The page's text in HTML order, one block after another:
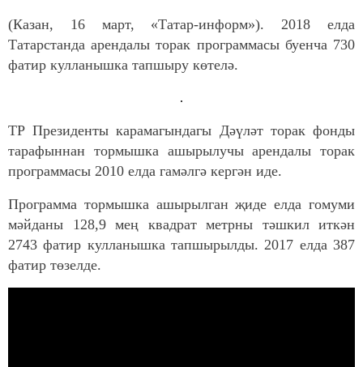
(Казан, 16 март, «Татар-информ»). 2018 елда
Татарстанда арендалы торак программасы буенча 730
фатир кулланышка тапшыру көтелә.
ТР Президенты карамагындагы Дәүләт торак фонды
тарафыннан тормышка ашырылучы арендалы торак
программасы 2010 елда гамәлгә кергән иде.
Программа тормышка ашырылган җиде елда гомуми
мәйданы 128,9 мең квадрат метрны тәшкил иткән
2743 фатир кулланышка тапшырылды. 2017 елда 387
фатир төзелде.